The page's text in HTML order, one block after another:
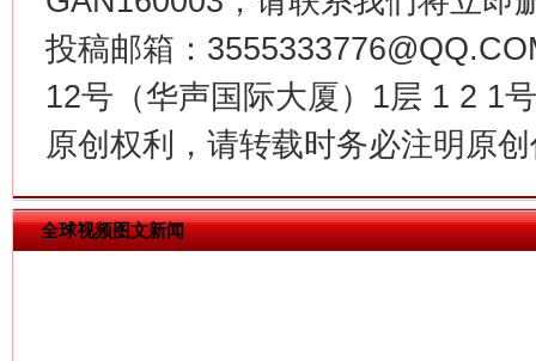
投稿邮箱：
12号（华声国际大厦）1层 1 2 1
原创权利，请转载时务必注明原
全球视频图文新闻
“刷贴”乱象丛生
生